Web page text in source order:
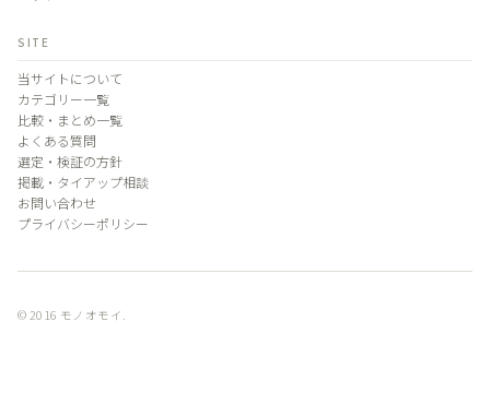
SITE
当サイトについて
カテゴリー一覧
比較・まとめ一覧
よくある質問
選定・検証の方針
掲載・タイアップ相談
お問い合わせ
プライバシーポリシー
© 2016 モノオモイ.